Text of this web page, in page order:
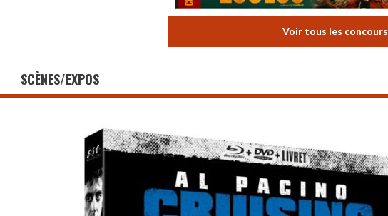
Voir tous les concours
SCÈNES/EXPOS